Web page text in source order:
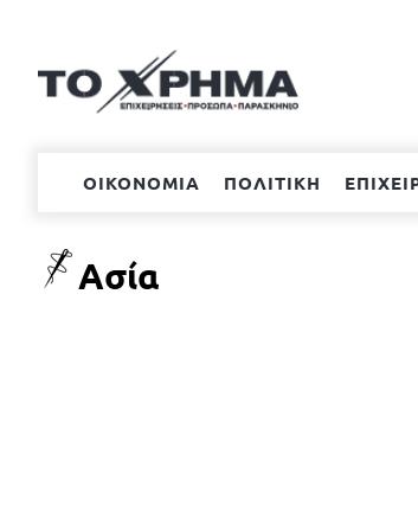
περιεχόμενο
ΟΙΚΟΝΟΜΙΑ ΠΟΛΙΤΙΚΗ
Ασία